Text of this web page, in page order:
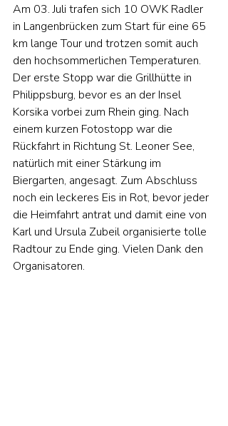
Am 03. Juli trafen sich 10 OWK Radler
in Langenbrücken zum Start für eine 65
km lange Tour und trotzen somit auch
den hochsommerlichen Temperaturen.
Der erste Stopp war die Grillhütte in
Philippsburg, bevor es an der Insel
Korsika vorbei zum Rhein ging. Nach
einem kurzen Fotostopp war die
Rückfahrt in Richtung St. Leoner See,
natürlich mit einer Stärkung im
Biergarten, angesagt. Zum Abschluss
noch ein leckeres Eis in Rot, bevor jeder
die Heimfahrt antrat und damit eine von
Karl und Ursula Zubeil organisierte tolle
Radtour zu Ende ging. Vielen Dank den
Organisatoren.